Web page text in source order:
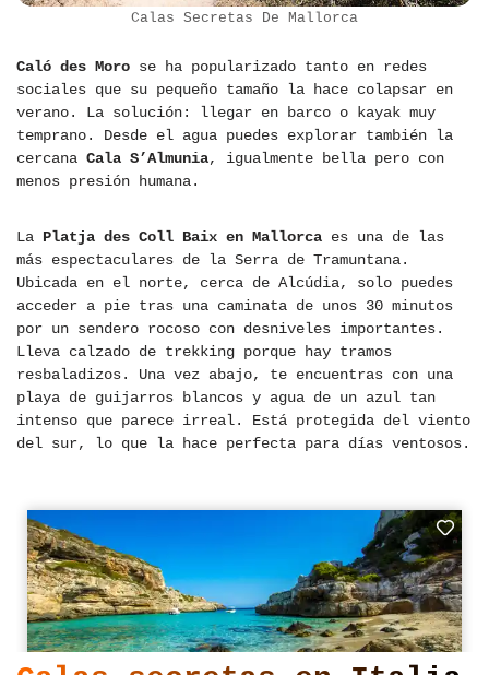
Calas Secretas De Mallorca
Caló des Moro se ha popularizado tanto en redes
sociales que su pequeño tamaño la hace colapsar en
verano. La solución: llegar en barco o kayak muy
temprano. Desde el agua puedes explorar también la
cercana Cala S’Almunia, igualmente bella pero con
menos presión humana.
La Platja des Coll Baix en Mallorca es una de las
más espectaculares de la Serra de Tramuntana.
Ubicada en el norte, cerca de Alcúdia, solo puedes
acceder a pie tras una caminata de unos 30 minutos
por un sendero rocoso con desniveles importantes.
Lleva calzado de trekking porque hay tramos
resbaladizos. Una vez abajo, te encuentras con una
playa de guijarros blancos y agua de un azul tan
intenso que parece irreal. Está protegida del viento
del sur, lo que la hace perfecta para días ventosos.